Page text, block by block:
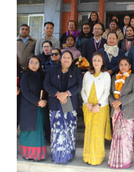
श्रीमान सचिव लक्ष्मी कुमारी
सचिव राधिका अर्यालको